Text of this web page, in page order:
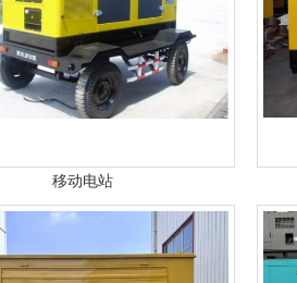
移动电站